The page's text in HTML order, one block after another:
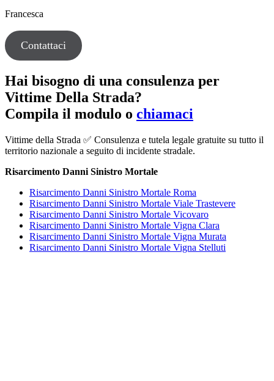
Francesca
Contattaci
Hai bisogno di una consulenza per
Vittime Della Strada?
Compila il modulo o chiamaci
Vittime della Strada ✅ Consulenza e tutela legale gratuite su tutto il
territorio nazionale a seguito di incidente stradale.
Risarcimento Danni Sinistro Mortale
Risarcimento Danni Sinistro Mortale Roma
Risarcimento Danni Sinistro Mortale Viale Trastevere
Risarcimento Danni Sinistro Mortale Vicovaro
Risarcimento Danni Sinistro Mortale Vigna Clara
Risarcimento Danni Sinistro Mortale Vigna Murata
Risarcimento Danni Sinistro Mortale Vigna Stelluti